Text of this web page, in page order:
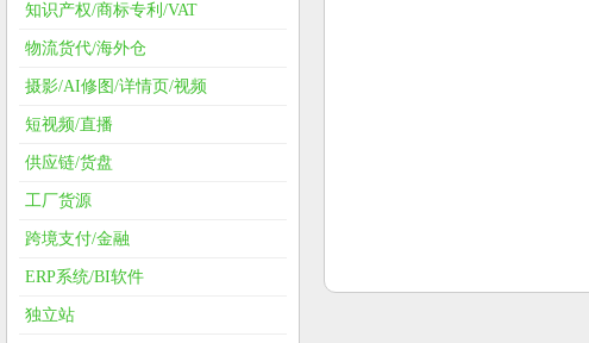
知识产权/商标专利/VAT
物流货代/海外仓
摄影/AI修图/详情页/视频
短视频/直播
供应链/货盘
工厂货源
跨境支付/金融
ERP系统/BI软件
独立站